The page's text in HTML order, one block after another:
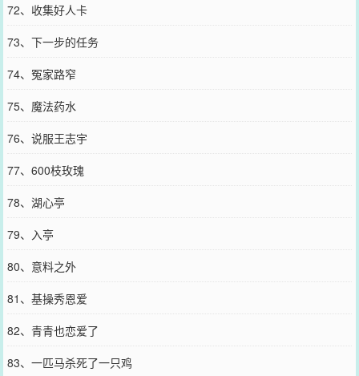
72、收集好人卡
73、下一步的任务
74、冤家路窄
75、魔法药水
76、说服王志宇
77、600枝玫瑰
78、湖心亭
79、入亭
80、意料之外
81、基操秀恩爱
82、青青也恋爱了
83、一匹马杀死了一只鸡